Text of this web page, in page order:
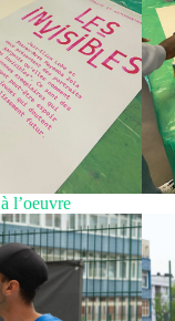
l’oeuvre